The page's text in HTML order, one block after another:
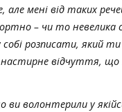
мені від таких
– чи то невелика
собі розписати, який
відчуття, що
волонтерили у якійсь